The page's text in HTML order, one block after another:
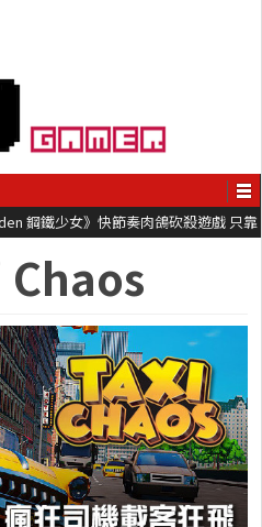
鋼鐵少女》快節奏肉鴿砍殺遊戲 只靠
上架中